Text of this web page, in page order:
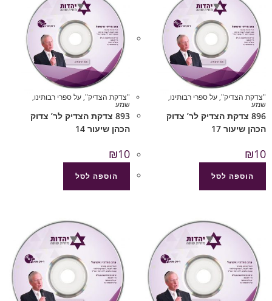
"צדקת הצדיק",על ספרי רבותינו,
שמע
896 צדקת הצדיק לר’ צדוק
הכהן שיעור 17
₪10
הוספה לסל
"צדקת הצדיק",על ספרי רבותינו,
שמע
893 צדקת הצדיק לר’ צדוק
הכהן שיעור 14
₪10
הוספה לסל